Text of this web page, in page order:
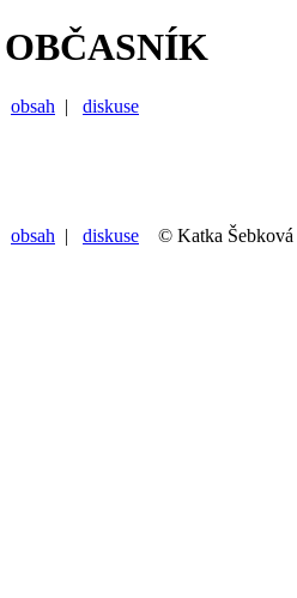
obsah | diskuse
obsah | diskuse © Katka Šebková